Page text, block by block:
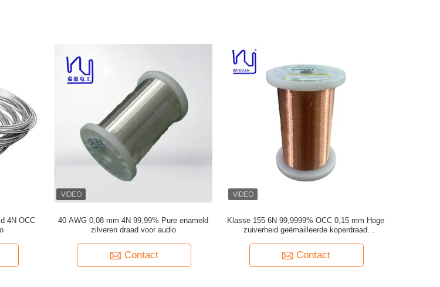
4N OCC
40 AWG 0,08 mm 4N 99,99% Pure enameld
zilveren draad voor audio
Contact
Klasse 155 6N 99,9999% OCC 0,15 mm Hoge
zuiverheid geëmailleerde koperdraad
Contact